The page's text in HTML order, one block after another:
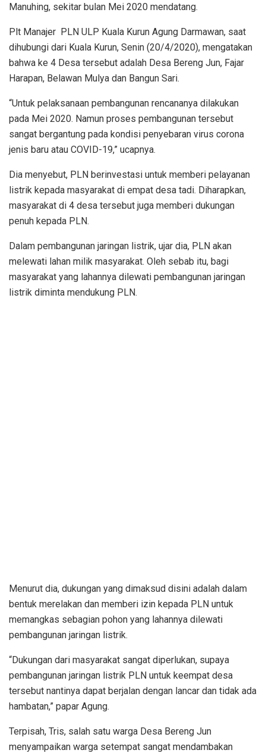
Manuhing, sekitar bulan Mei 2020 mendatang.
Plt Manajer PLN ULP Kuala Kurun Agung Darmawan, saat
dihubungi dari Kuala Kurun, Senin (20/4/2020), mengatakan
bahwa ke 4 Desa tersebut adalah Desa Bereng Jun, Fajar
Harapan, Belawan Mulya dan Bangun Sari.
“Untuk pelaksanaan pembangunan rencananya dilakukan
pada Mei 2020. Namun proses pembangunan tersebut
sangat bergantung pada kondisi penyebaran virus corona
jenis baru atau COVID-19,” ucapnya.
Dia menyebut, PLN berinvestasi untuk memberi pelayanan
listrik kepada masyarakat di empat desa tadi. Diharapkan,
masyarakat di 4 desa tersebut juga memberi dukungan
penuh kepada PLN.
Dalam pembangunan jaringan listrik, ujar dia, PLN akan
melewati lahan milik masyarakat. Oleh sebab itu, bagi
masyarakat yang lahannya dilewati pembangunan jaringan
listrik diminta mendukung PLN.
Menurut dia, dukungan yang dimaksud disini adalah dalam
bentuk merelakan dan memberi izin kepada PLN untuk
memangkas sebagian pohon yang lahannya dilewati
pembangunan jaringan listrik.
“Dukungan dari masyarakat sangat diperlukan, supaya
pembangunan jaringan listrik PLN untuk keempat desa
tersebut nantinya dapat berjalan dengan lancar dan tidak ada
hambatan,” papar Agung.
Terpisah, Tris, salah satu warga Desa Bereng Jun
menyampaikan warga setempat sangat mendambakan